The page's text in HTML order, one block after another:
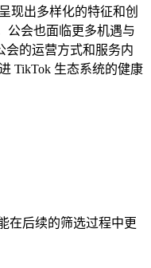
现出多样化的特征和创
公会也面临更多机遇与
会的运营方式和服务内
TikTok 生态系统的健康
在后续的筛选过程中更